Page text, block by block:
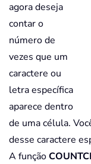
agora deseja
contar o
número de
vezes que um
caractere ou
letra específica
aparece dentro
de uma célula.
desse caractere
A função